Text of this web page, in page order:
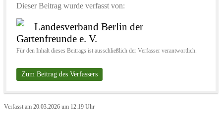
Dieser Beitrag wurde verfasst von:
Landesverband Berlin der
Gartenfreunde e. V.
Für den Inhalt dieses Beitrags ist ausschließlich der Verfasser verantwortlich.
Zum Beitrag des Verfassers
Verfasst am 20.03.2026 um 12:19 Uhr